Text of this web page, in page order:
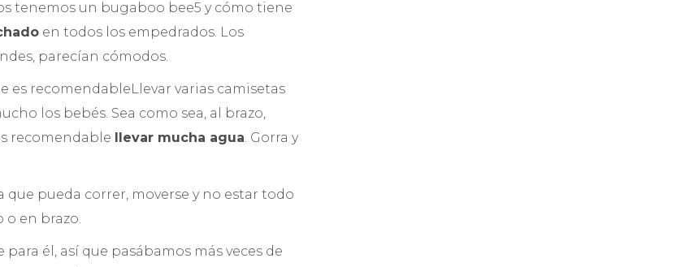
tenemos un bugaboo bee5 y cómo tiene
en todos los empedrados. Los
parecían cómodos.
es recomendableLlevar varias camisetas
los bebés. Sea como sea, al brazo,
recomendable llevar mucha agua. Gorra y
pueda correr, moverse y no estar todo
o en brazo.
él, así que pasábamos más veces de